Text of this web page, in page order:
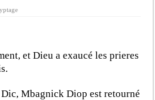
et Dieu a exaucé les prieres
Mbagnick Diop est retourné